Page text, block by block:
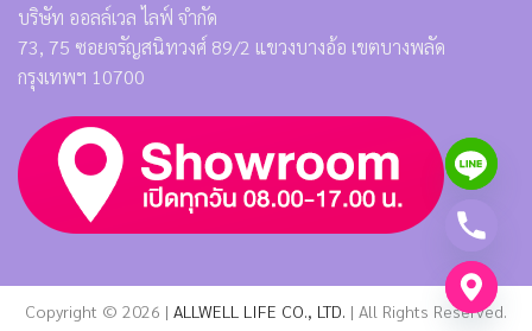
บริษัท ออลล์เวล ไลฟ์ จำกัด
73, 75 ซอยจรัญสนิทวงศ์ 89/2 แขวงบางอ้อ เขตบางพลัด
กรุงเทพฯ 10700
Copyright © 2026 | ALLWELL LIFE CO., LTD. | All Rights Reserved.